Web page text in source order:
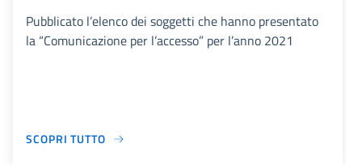
Pubblicato l’elenco dei soggetti che hanno presentato
la “Comunicazione per l’accesso” per l’anno 2021
SCOPRI TUTTO